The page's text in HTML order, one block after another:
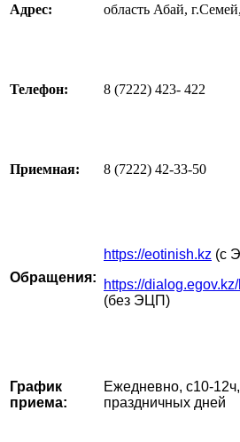
Адрес: область Абай,
Телефон: 8 (7222) 423- 422
Приемная: 8 (7222) 42-33-50
Обращения:
https://eotinish.kz (с
https://
(без ЭЦП)
График
приема:
Ежедневно, с10-
праздничных дней